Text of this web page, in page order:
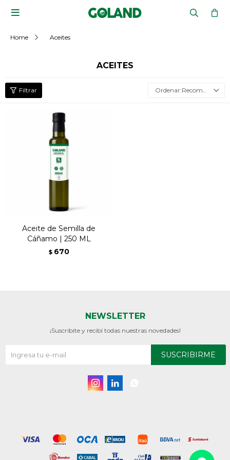

Home Aceites
ACEITES
Recomendados
Aceite de Semilla de
Cáñamo | 250 ML
$ 670
NEWSLETTER
¡Suscribite y recibí todas nuestras novedades!
SUSCRIBIRME
 